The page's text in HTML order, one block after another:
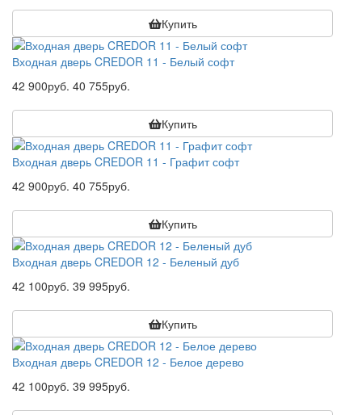
Купить
Входная дверь CREDOR 11 - Белый софт
42 900руб. 40 755руб.
Купить
Входная дверь CREDOR 11 - Графит софт
42 900руб. 40 755руб.
Купить
Входная дверь CREDOR 12 - Беленый дуб
42 100руб. 39 995руб.
Купить
Входная дверь CREDOR 12 - Белое дерево
42 100руб. 39 995руб.